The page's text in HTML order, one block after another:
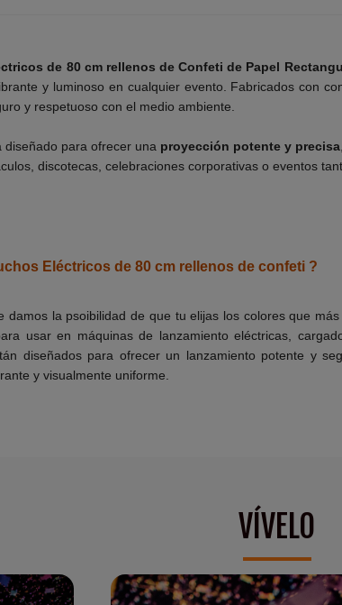
de 80 cm rellenos de Confeti de Papel
y luminoso en cualquier evento. Fabricados con
y respetuoso con el medio ambiente.
diseñado para ofrecer una proyección potente y precisa
discotecas, celebraciones corporativas o eventos
Eléctricos de 80 cm rellenos de confeti ?
damos la psoibilidad de que tu elijas los colores que
usar en máquinas de lanzamiento eléctricas,
diseñados para ofrecer un lanzamiento potente y
y visualmente uniforme.
VÍVELO